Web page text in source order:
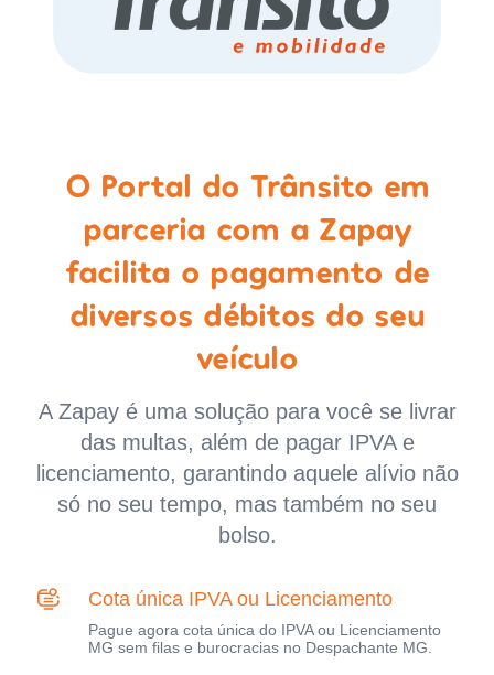
O Portal do Trânsito em
parceria com a Zapay
facilita o pagamento de
diversos débitos do seu
veículo
A Zapay é uma solução para você se livrar
das multas, além de pagar IPVA e
licenciamento, garantindo aquele alívio não
só no seu tempo, mas também no seu
bolso.
Cota única IPVA ou Licenciamento
Pague agora cota única do IPVA ou Licenciamento
MG sem filas e burocracias no Despachante MG.